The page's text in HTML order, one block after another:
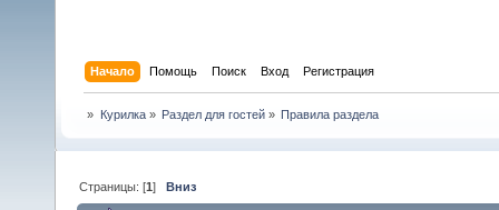
Начало Помощь Поиск Вход Регистрация
» Курилка» Раздел для гостей» Правила раздела
Страницы: [1]Вниз